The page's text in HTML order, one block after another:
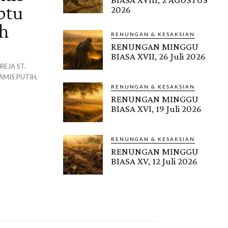
ST.
PUTIH,
2026
RENUNGAN & KESAKSIAN
RENUNGAN MINGGU
BIASA XVII, 26 Juli 2026
RENUNGAN & KESAKSIAN
RENUNGAN MINGGU
BIASA XVI, 19 Juli 2026
RENUNGAN & KESAKSIAN
RENUNGAN MINGGU
BIASA XV, 12 Juli 2026